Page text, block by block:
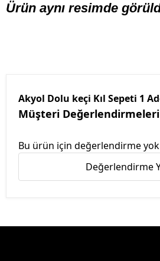
Ürün aynı resimde
Akyol Dolu keçi Kıl Sepeti 1
Müşteri Değerlendirmeleri
Bu ürün için değerlendirme yok
Değerlendirme